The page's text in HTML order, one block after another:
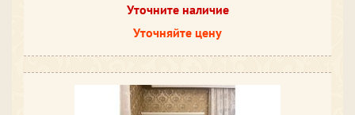
Уточните наличие
Уточняйте цену